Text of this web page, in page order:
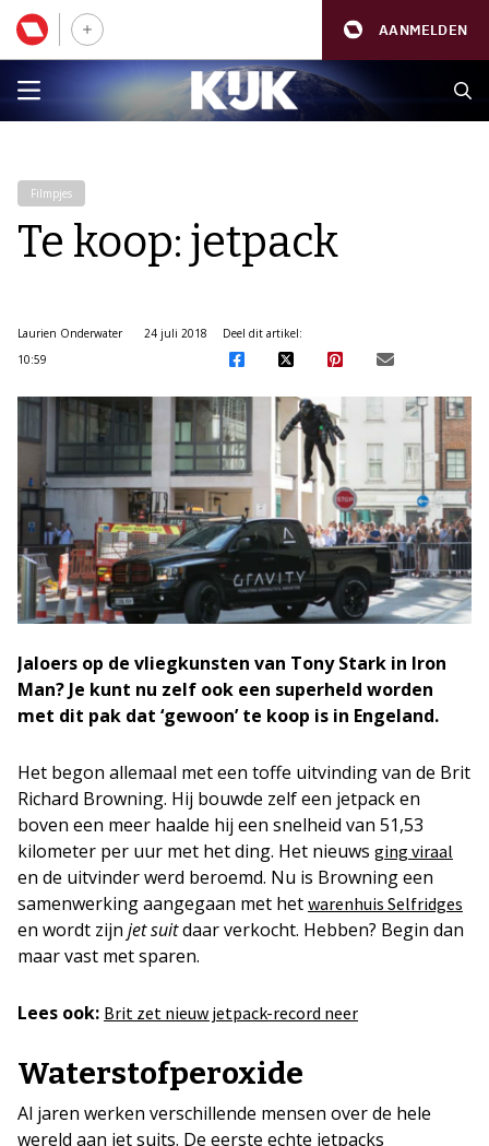
AANMELDEN
Filmpjes
Te koop: jetpack
Laurien Onderwater
24 juli 2018
10:59
Deel dit artikel:
Jaloers op de vliegkunsten van Tony Stark in Iron
Man? Je kunt nu zelf ook een superheld worden
met dit pak dat ‘gewoon’ te koop is in Engeland.
Het begon allemaal met een toffe uitvinding van de Brit
Richard Browning. Hij bouwde zelf een jetpack en
boven een meer haalde hij een snelheid van 51,53
kilometer per uur met het ding. Het nieuws ging viraal
en de uitvinder werd beroemd. Nu is Browning een
samenwerking aangegaan met het warenhuis Selfridges
en wordt zijn jet suitdaar verkocht. Hebben? Begin dan
maar vast met sparen.
Lees ook: Brit zet nieuw jetpack-record neer
Waterstofperoxide
Al jaren werken verschillende mensen over de hele
wereld aan jet suits. De eerste echte jetpacks